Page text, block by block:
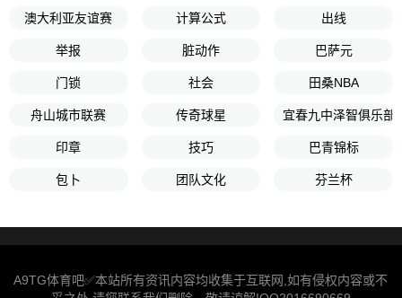
澳大利亚友谊赛 计算公式 出线
举报 脏动作 巴萨元
门锁 社会 田桑NBA
舟山城市联赛 传奇球星 宜春九中泽智俱乐部
印章 技巧 巴青锦标
包卜 团队文化 芬兰杯
A9TG体育吧✅本站所有资讯内容均收集于互联网,如有侵权内容或不